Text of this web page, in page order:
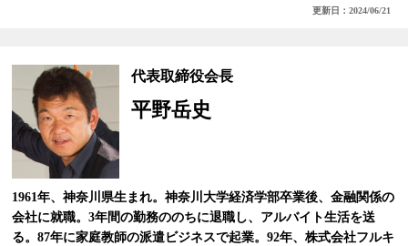
更新日：2024/06/21
代表取締役会長
平野岳史
1961年、神奈川県生まれ。神奈川大学経済学部卒業後、金融関係の
会社に就職。3年間の勤務ののちに退職し、アルバイト生活を送
る。87年に家庭教師の派遣ビジネスで起業。92年、株式会社フルキ